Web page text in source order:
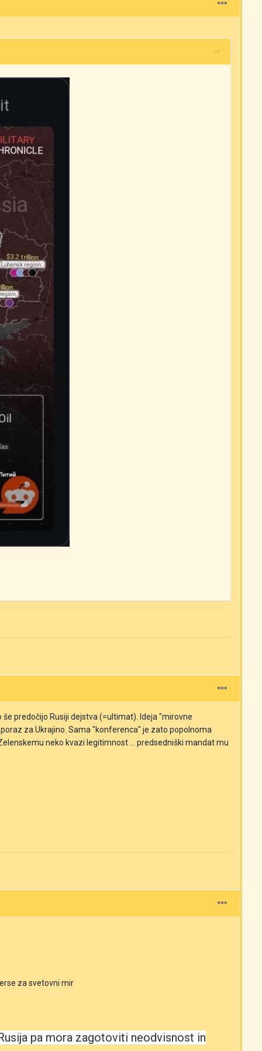
predočijo Rusiji dejstva (=ultimat). Ideja "mirovne
za Ukrajino. Sama "konferenca" je zato popolnoma
neko kvazi legitimnost ... predsedniški mandat mu
za svetovni mir
pa mora zagotoviti neodvisnost in